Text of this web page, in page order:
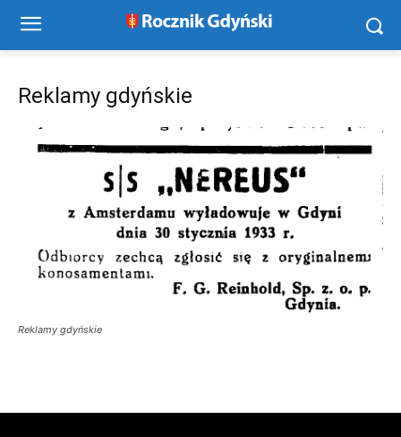
Reklamy gdyńskie
Reklamy gdyńskie